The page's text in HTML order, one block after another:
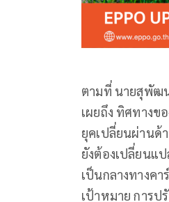
ตามที่ นายสุพัฒน
เผยถึง ทิศทางข
ยุคเปลี่ยนผ่านด้
ยังต้องเปลี่ยนแ
เป็นกลางทางค
เป้าหมาย การป